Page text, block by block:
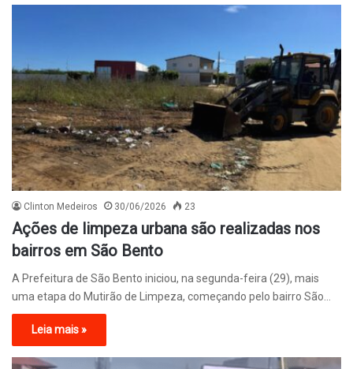
Clinton Medeiros 30/06/2026 23
Ações de limpeza urbana são realizadas nos
bairros em São Bento
A Prefeitura de São Bento iniciou, na segunda-feira (29), mais
uma etapa do Mutirão de Limpeza, começando pelo bairro São…
Leia mais »